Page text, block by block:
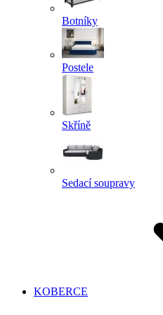
Botníky
Postele
Skříně
Sedací soupravy
KOBERCE